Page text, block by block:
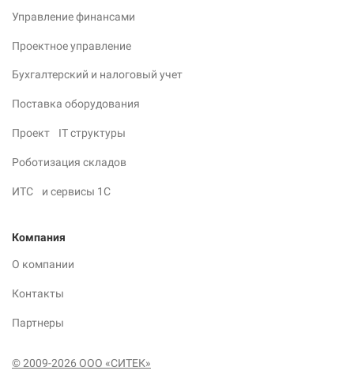
Управление финансами
Проектное управление
Бухгалтерский и налоговый учет
Поставка оборудования
Проект IT структуры
Роботизация складов
ИТС и сервисы 1С
Компания
О компании
Контакты
Партнеры
© 2009-2026 ООО «СИТЕК»